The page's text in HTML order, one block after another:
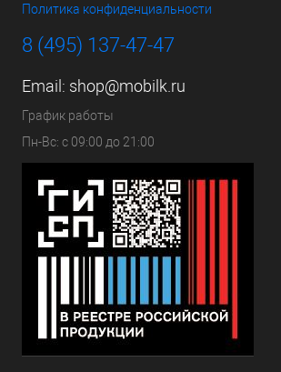
Политика конфиденциальности
8 (495) 137-47-47
Email: shop@mobilk.ru
График работы
Пн-Вс: с 09:00 до 21:00